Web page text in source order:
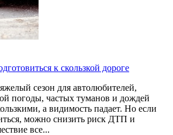
к скользкой дороге
сезон для автолюбителей,
погоды, частых туманов и дождей
а видимость падает. Но если
можно снизить риск ДТП и
все...